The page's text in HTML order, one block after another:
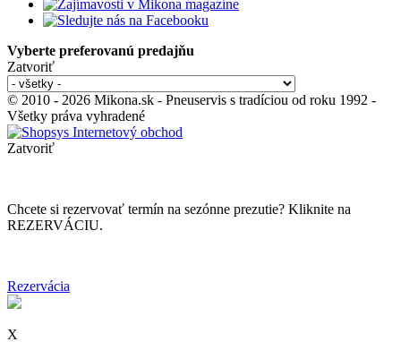
Vyberte preferovanú predajňu
Zatvoriť
© 2010 - 2026 Mikona.sk - Pneuservis s tradíciou od roku 1992 -
Všetky práva vyhradené
Zatvoriť
Chcete si rezervovať termín na sezónne prezutie? Kliknite na
REZERVÁCIU.
Rezervácia
X